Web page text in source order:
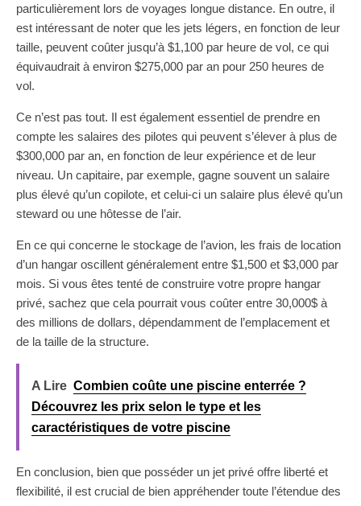
particulièrement lors de voyages longue distance. En outre, il
est intéressant de noter que les jets légers, en fonction de leur
taille, peuvent coûter jusqu’à $1,100 par heure de vol, ce qui
équivaudrait à environ $275,000 par an pour 250 heures de
vol.
Ce n’est pas tout. Il est également essentiel de prendre en
compte les salaires des pilotes qui peuvent s’élever à plus de
$300,000 par an, en fonction de leur expérience et de leur
niveau. Un capitaire, par exemple, gagne souvent un salaire
plus élevé qu’un copilote, et celui-ci un salaire plus élevé qu’un
steward ou une hôtesse de l’air.
En ce qui concerne le stockage de l’avion, les frais de location
d’un hangar oscillent généralement entre $1,500 et $3,000 par
mois. Si vous êtes tenté de construire votre propre hangar
privé, sachez que cela pourrait vous coûter entre 30,000$ à
des millions de dollars, dépendamment de l’emplacement et
de la taille de la structure.
A Lire Combien coûte une piscine enterrée ?
Découvrez les prix selon le type et les
caractéristiques de votre piscine
En conclusion, bien que posséder un jet privé offre liberté et
flexibilité, il est crucial de bien appréhender toute l’étendue des